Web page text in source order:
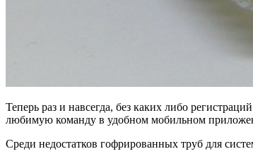
Теперь раз и навсегда, без каких либо
любимую команду в удобном мобильном
Среди недостатков гофрированных труб для